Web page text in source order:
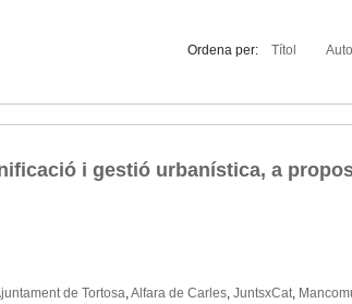
Ordena per:
Títol
i gestió urbanística, a
de Tortosa,Alfara de Carles, JuntsxCat,